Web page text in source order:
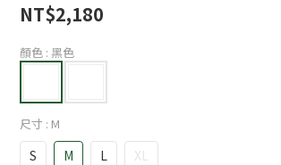
NT$2,180
顏色 : 黑色
尺寸 : M
S M L XL